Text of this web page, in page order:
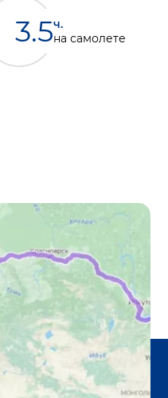
3.5ч.
на самолете